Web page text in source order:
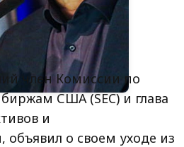
член Комиссии по
США (SEC) и глава
и
объявил о своем уходе из